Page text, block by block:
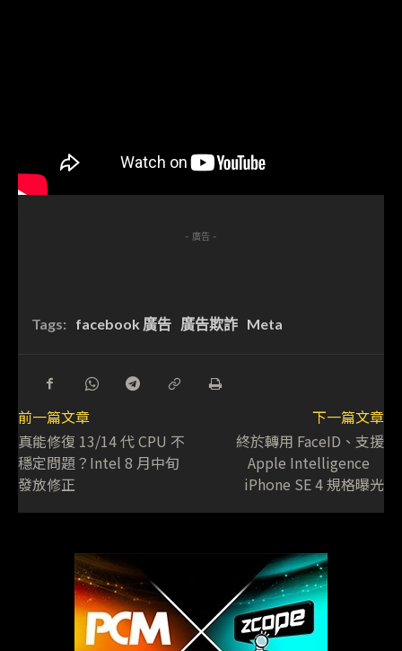
- 廣告 -
Tags: facebook 廣告 廣告欺詐 Meta
前一篇文章
真能修復 13/14 代 CPU 不
穩定問題？Intel 8 月中旬
發放修正
下一篇文章
終於轉用 FaceID、支援
Apple Intelligence
iPhone SE 4 規格曝光